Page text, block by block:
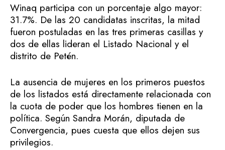
Winaq participa con un porcentaje algo mayor:
31.7%. De las 20 candidatas inscritas, la mitad
fueron postuladas en las tres primeras casillas y
dos de ellas lideran el Listado Nacional y el
distrito de Petén.
La ausencia de mujeres en los primeros puestos
de los listados está directamente relacionada con
la cuota de poder que los hombres tienen en la
política. Según Sandra Morán, diputada de
Convergencia, pues cuesta que ellos dejen sus
privilegios.